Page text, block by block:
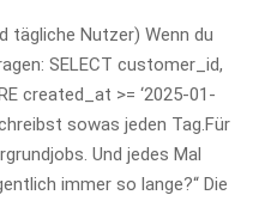
tägliche Nutzer) Wenn du
SELECT customer_id,
created_at >= ‘2025-01-
sowas jeden Tag.Für
Und jedes Mal
immer so lange?“ Die